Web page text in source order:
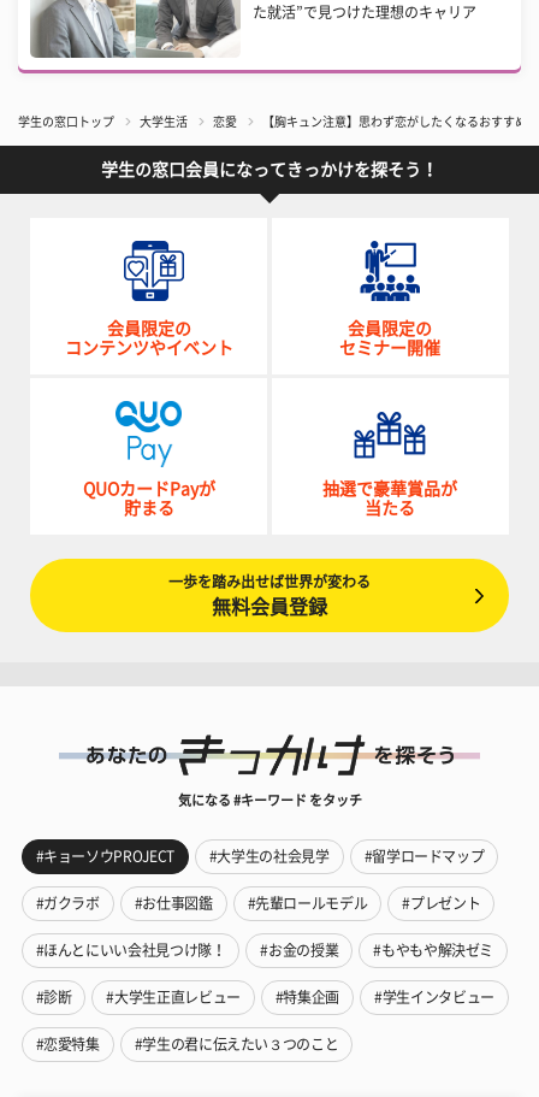
た就活”で見つけた理想のキャリア
学生の窓口トップ 大学生活 恋愛 【胸キュン注意】思わず恋がしたくなるおすすめ
学生の窓口会員になってきっかけを探そう！
会員限定の
コンテンツやイベント
会員限定の
セミナー開催
QUOカードPayが
貯まる
抽選で豪華賞品が
当たる
一歩を踏み出せば世界が変わる
無料会員登録
気になる #キーワード をタッチ
#キョーソウPROJECT #大学生の社会見学 #留学ロードマップ
#ガクラボ #お仕事図鑑 #先輩ロールモデル #プレゼント
#ほんとにいい会社見つけ隊！ #お金の授業 #もやもや解決ゼミ
#診断 #大学生正直レビュー #特集企画 #学生インタビュー
#恋愛特集 #学生の君に伝えたい３つのこと